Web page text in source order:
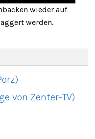
wieder auf
werden.
von Zenter-TV)